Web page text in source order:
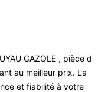
GAZOLE , pièce d
au meilleur prix. La
et fiabilité à votre